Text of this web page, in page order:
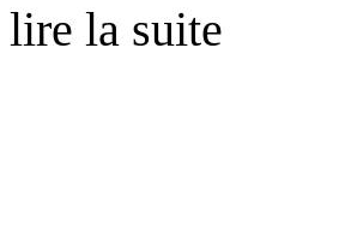
lire la suite